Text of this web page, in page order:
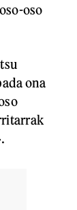
oso
ona